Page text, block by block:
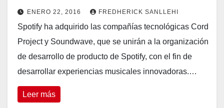
ENERO 22, 2016 FREDHERICK SANLLEHI
Spotify ha adquirido las compañías tecnológicas Cord
Project y Soundwave, que se unirán a la organización
de desarrollo de producto de Spotify, con el fin de
desarrollar experiencias musicales innovadoras.…
Leer más